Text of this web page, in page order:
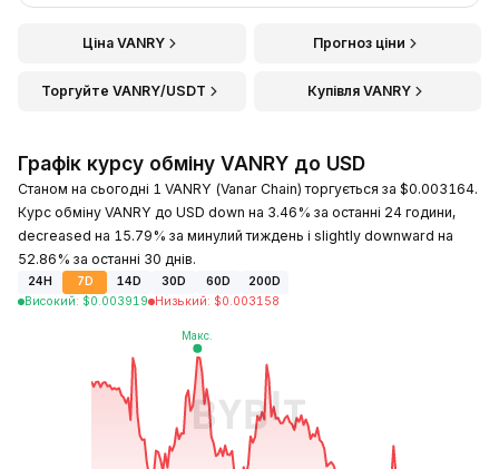
Ціна VANRY Прогноз ціни
Торгуйте VANRY/USDT Купівля VANRY
Графік курсу обміну VANRY до USD
Станом на сьогодні 1 VANRY (Vanar Chain) торгується за $0.003164.
Курс обміну VANRY до USD down на 3.46% за останні 24 години,
decreased на 15.79% за минулий тиждень і slightly downward на
52.86% за останні 30 днів.
24H 7D 14D 30D 60D
200D
Високий: $0.003919 Низький: $0.003158